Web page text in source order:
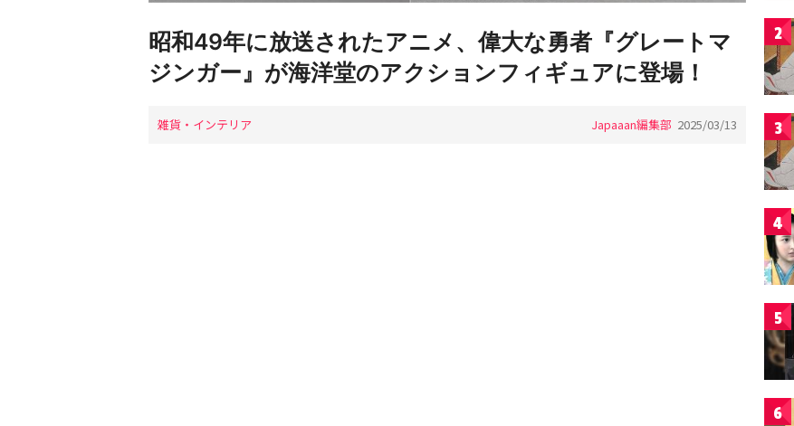
昭和49年に放送されたアニメ、偉大な勇者『グレートマ
ジンガー』が海洋堂のアクションフィギュアに登場！
雑貨・インテリア Japaaan編集部 2025/03/13
2
3
4
5
6